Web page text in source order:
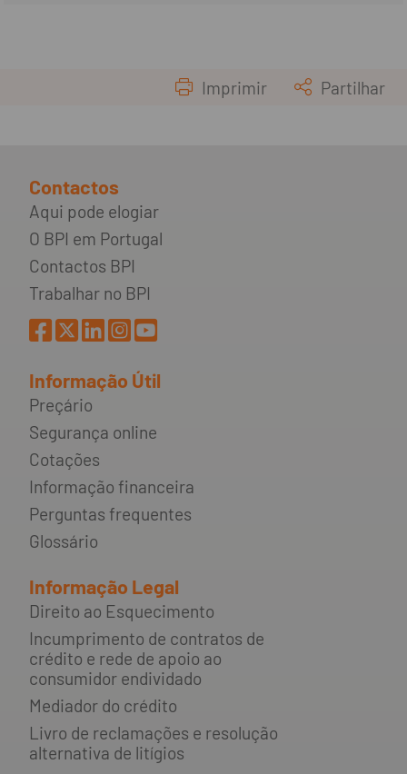
Imprimir Partilhar
Contactos
Aqui pode elogiar
O BPI em Portugal
Contactos BPI
Trabalhar no BPI
Informação Útil
Preçário
Segurança online
Cotações
Informação financeira
Perguntas frequentes
Glossário
Informação Legal
Direito ao Esquecimento
Incumprimento de contratos de
crédito e rede de apoio ao
consumidor endividado
Mediador do crédito
Livro de reclamações e resolução
alternativa de litígios